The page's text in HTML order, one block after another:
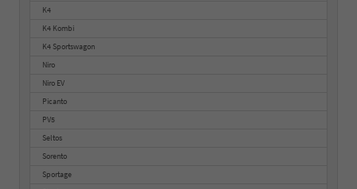
K4
K4 Kombi
K4 Sportswagon
Niro
Niro EV
Picanto
PV5
Seltos
Sorento
Sportage